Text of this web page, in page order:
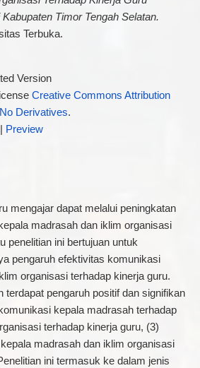
Timor Tengah Selatan.
Terbuka.
Version
Creative Commons Attribution
Derivatives.
Preview
mengajar dapat melalui peningkatan
madrasah dan iklim organisasi
penelitian ini bertujuan untuk
pengaruh efektivitas komunikasi
organisasi terhadap kinerja guru.
terdapat pengaruh positif dan signifikan
kepala madrasah terhadap
terhadap kinerja guru, (3)
madrasah dan iklim organisasi
ini termasuk ke dalam jenis